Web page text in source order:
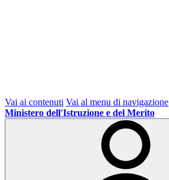
Vai ai contenuti Vai al menu di navigazione
Ministero dell'Istruzione e del Merito